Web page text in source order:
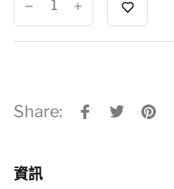
Share:
資訊